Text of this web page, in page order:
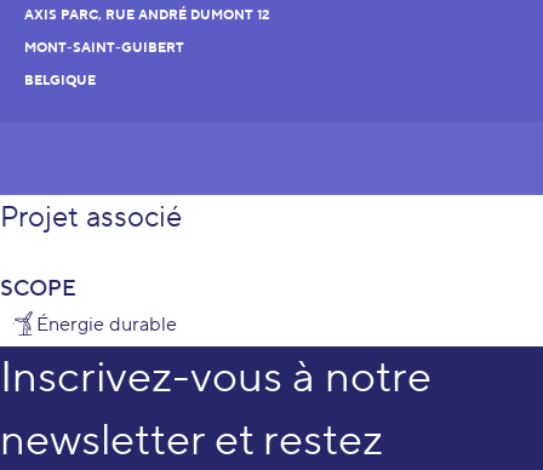
AXIS PARC, RUE ANDRÉ DUMONT 12
MONT-SAINT-GUIBERT
BELGIQUE
Projet associé
SCOPE
Énergie durable
Inscrivez-vous à notre
newsletter et restez